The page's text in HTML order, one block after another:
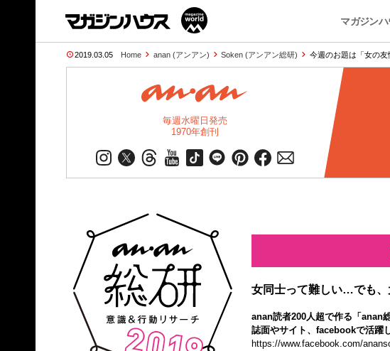
マガジン
2019.03.05 Home anan (アンアン) Soken (アンアン総研) 今週のお題は「女の友
毎週水曜日発売
1970年創刊
女同士って難しい…でも
anan読者200人超で作る「anan
誌面やサイト、facebookで活躍
https://www.facebook.com/